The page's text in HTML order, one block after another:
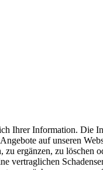
Ihrer Information.
auf unseren
ergänzen, zu
vertraglichen